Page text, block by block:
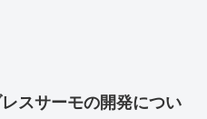
スサーモの開発につい